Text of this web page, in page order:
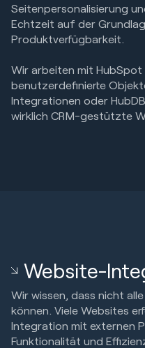
Seitenpersonalisierung
Echtzeit auf der
Produktverfügbarkeit.
Wir arbeiten mit
benutzerdefinierte
Integrationen oder
wirklich CRM-gestützte
Website-
Wir wissen, dass nicht
können. Viele Websites
Integration mit externen
Funktionalität und